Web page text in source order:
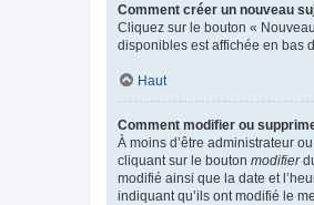
Comment créer un nouveau
Cliquez sur le bouton «
disponibles est affichée en bas
Haut
Comment modifier ou
À moins d’être administrateur
cliquant sur le bouton modifier
modifié ainsi que la date et
indiquant qu’ils ont modifié le